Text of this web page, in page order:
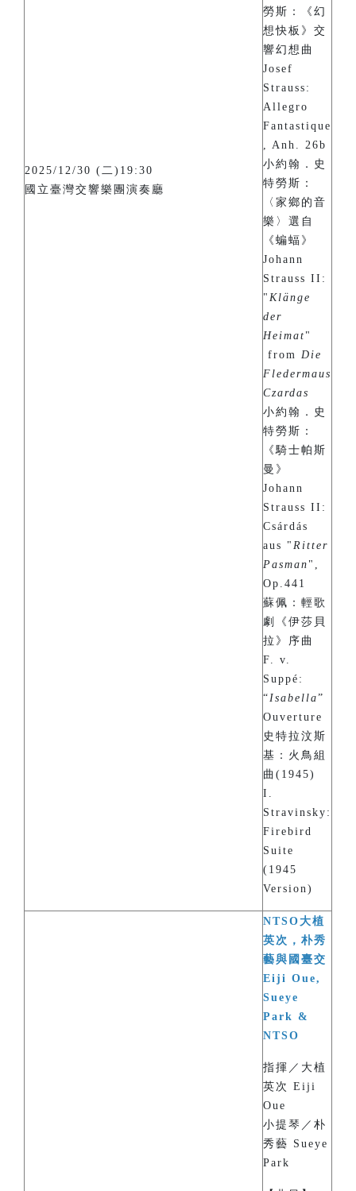
2025/12/30 (二)19:30
國立臺灣交響樂團演奏廳
勞斯：《幻
想快板》交
響幻想曲
Josef
Strauss:
Allegro
Fantastique
, Anh. 26b
小約翰．史
特勞斯：
〈家鄉的音
樂〉選自
《蝙蝠》
Johann
Strauss II:
" Klänge
der
Heimat "
from Die
Fledermaus
Czardas
小約翰．史
特勞斯：
《騎士帕斯
曼》
Johann
Strauss II:
Csárdás
aus " Ritter
Pasman ",
Op.441
蘇佩：輕歌
劇《伊莎貝
拉》序曲
F. v.
Suppé:
“Isabella”
Ouverture
史特拉汶斯
基：火鳥組
曲(1945)
I.
Stravinsky:
Firebird
Suite
(1945
Version)
NTSO大植
英次，朴秀
藝與國臺交
Eiji Oue,
Sueye
Park &
NTSO
指揮／大植
英次 Eiji
Oue
小提琴／朴
秀藝 Sueye
Park